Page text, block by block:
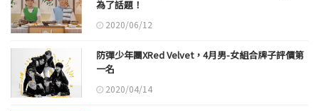
為了話題！
2020/06/12
防彈少年團XRed Velvet，4月男-女組合牌子評價第
一名
2020/04/14